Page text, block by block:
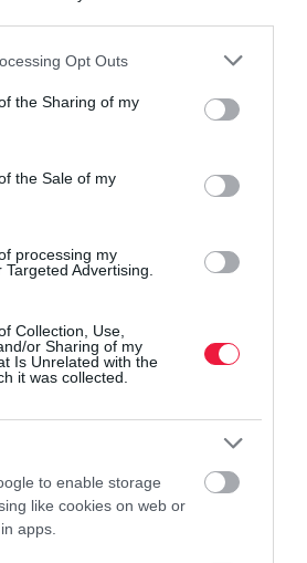
app uses one or more Google
or usage behaviour. You may click to
Google and its third-party tags to
specified purposes in below Google
Opt Outs
the Sharing of my
the Sale of my
processing my
Advertising.
Collection, Use,
or Sharing of my
Is Unrelated with the
it was collected.
to enable storage
like cookies on web or
apps.
bankolni régi telefonon
eljut arra a pontra, amikor már
rendszere. Ezt követően az
is lassacskán megszűnik – nem